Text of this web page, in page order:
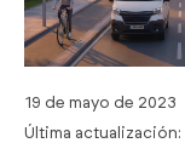
19 de mayo de 2023
Última actualización: